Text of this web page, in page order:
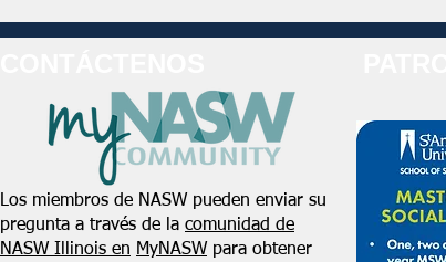
Los miembros de NASW pueden enviar su
pregunta a través de la comunidad de
NASW Illinois en MyNASW para obtener